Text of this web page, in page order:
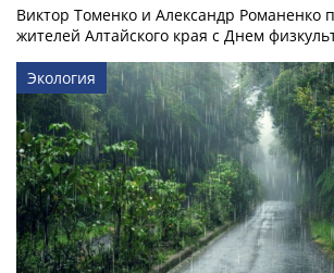
Виктор Томенко и Александр Романенко
жителей Алтайского края с Днем
Экология